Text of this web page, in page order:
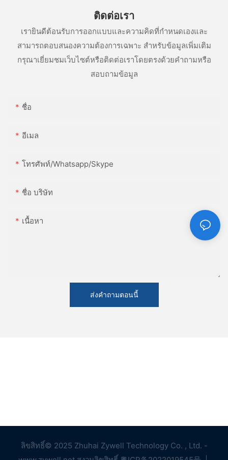
ติดต่อเรา
เรายินดีต้อนรับการออกแบบและความคิดที่กำหนดเองและ
สามารถตอบสนองความต้องการเฉพาะ สำหรับข้อมูลเพิ่มเติม
กรุณาเยี่ยมชมเว็บไซต์หรือติดต่อเราโดยตรงด้วยคำถามหรือ
สอบถามข้อมูล
ชื่อ
อีเมล
โทรศัพท์/whatsapp/skype
ชื่อ บริษัท
เนื้อหา
ส่งคำถามตอนนี้
ลิขสิทธิ์© 2025 Zhuhai Zywell Technology Co. , Ltd. -